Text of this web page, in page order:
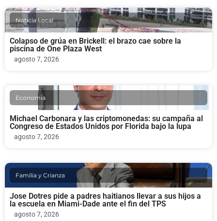
Noticia Local
Colapso de grúa en Brickell: el brazo cae sobre la
piscina de One Plaza West
agosto 7, 2026
Economia
Michael Carbonara y las criptomonedas: su campaña al
Congreso de Estados Unidos por Florida bajo la lupa
agosto 7, 2026
Familia y Crianza
Jose Dotres pide a padres haitianos llevar a sus hijos a
la escuela en Miami-Dade ante el fin del TPS
agosto 7, 2026